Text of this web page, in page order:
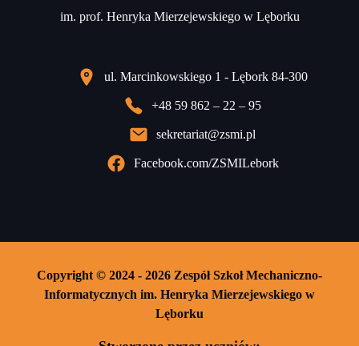
im. prof. Henryka Mierzejewskiego w Lęborku
ul. Marcinkowskiego 1 - Lębork 84-300
+48 59 862 – 22 – 95
sekretariat@zsmi.pl
Facebook.com/ZSMILebork
Copyright © 2024 - 2026 Zespół Szkoł Mechaniczno-
Informatycznych im. Henryka Mierzejewskiego w
Lęborku